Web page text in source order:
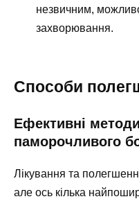
незвичним,
захворювання.
Способи
Ефективні
паморочливого
Лікування та
але ось кілька